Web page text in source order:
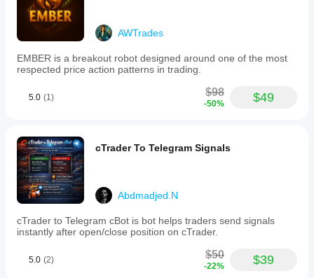
AWTrades
EMBER is a breakout robot designed around one of the most
respected price action patterns in trading.
5.0 (1) $98
-50% $49
cTrader To Telegram Signals
Abdmadjed.N
cTrader to Telegram cBot is bot helps traders send signals
instantly after open/close position on cTrader.
5.0 (2) $50
-22% $39